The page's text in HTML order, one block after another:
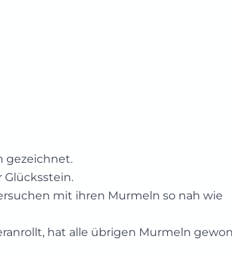
gezeichnet.
Glücksstein.
mit ihren Murmeln so nah wie
hat alle übrigen Murmeln